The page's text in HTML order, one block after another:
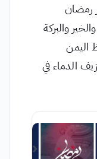
رمضان
والبركة
اليمن
الدماء في